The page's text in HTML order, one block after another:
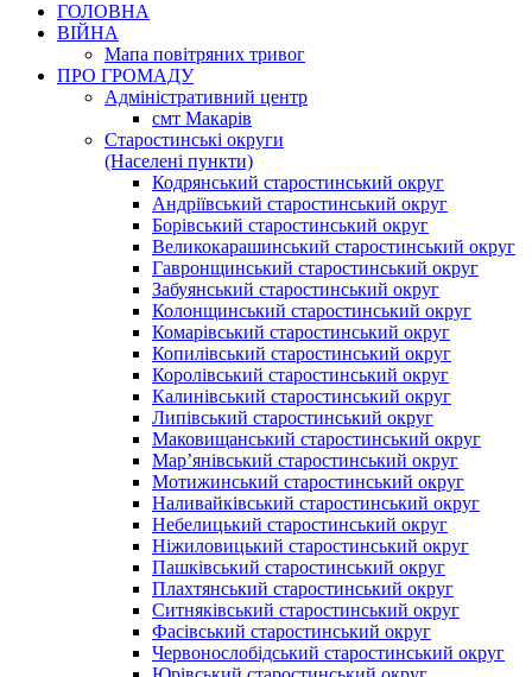
ГОЛОВНА
ВІЙНА
Мапа повітряних тривог
ПРО ГРОМАДУ
Aдміністративний центр
смт Макарів
Старостинські округи
(Населені пункти)
Кодрянський старостинський округ
Андріївський старостинський округ
Борівський старостинський округ
Великокарашинський старостинський округ
Гавронщинський старостинський округ
Забуянський старостинський округ
Колонщинський старостинський округ
Комарівський старостинський округ
Копилівський старостинський округ
Королівський старостинський округ
Калинівський старостинський округ
Липівський старостинський округ
Маковищанський старостинський округ
Мар’янівський старостинський округ
Мотижинський старостинський округ
Наливайківський старостинський округ
Небелицький старостинський округ
Ніжиловицький старостинський округ
Пашківський старостинський округ
Плахтянський старостинський округ
Ситняківський старостинський округ
Фасівський старостинський округ
Червонослобідський старостинський округ